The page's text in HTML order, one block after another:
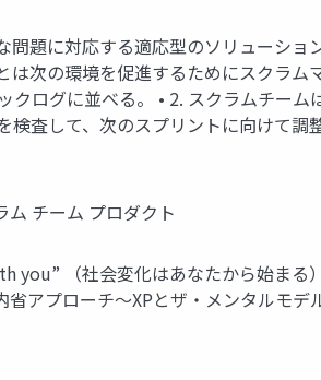
題に対応する適応型のソリューシ
次の環境を促進するためにスクラ
ログに並べる。 • 2. スクラムチー
査して、次のスプリントに向けて
チーム プロダクト
you” （社会変化はあなたから始ま
省アプローチ〜XPとザ・メンタル